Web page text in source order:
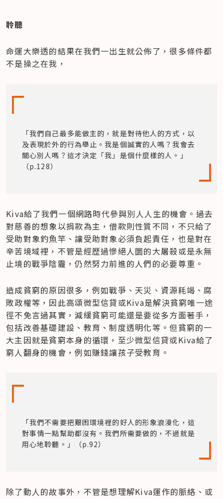
聆聽
命運大樂透的結果在我們一出生就公佈了，很多條件都
不是操之在我，
「我們自己最多能做主的，就是對待他人的方式，以
及表現於外的行為舉止。我是個誠實的人嗎？我會去
關心別人嗎？這才決定「我」是個什麼樣的人。」
（p.128）
Kiva給了我們一個網路時代參與別人人生的機會。過去
對慈善的想象以捐款為主，借款則性質不同，不只給了
受助對象釣魚竿、讓受助對象必須負起責任，也是對在
辛苦境域裡，不管是經歴過慘絕人圜的大屠殺或是永無
止境的戰爭陰霾，仍然努力前進的人們的必要尊重。
造成貧窮的原因很多，例如戰爭、天災、資源耗竭、腐
敗政權等，因此高頌微型信貸或Kiva是解決貧窮唯一途
徑不免言過其實，減緩貧窮可能還是要從多方面著手，
包括改善基礎建設、教育、制度透明化等。但貧窮的一
大主因就是貧窮本身的循環，至少微型信貸或Kiva給了
窮人翻身的機會，例如賺錢讓孩子受教育。
「我們不需要把艱困環境裡的好人的形象浪漫化，這
對事情一點幫助都沒有。我們所需要做的，不過就是
用心地聆聽。」（p.92）
除了動人的故事外，不管是想理解Kiva運作的脈絡、或